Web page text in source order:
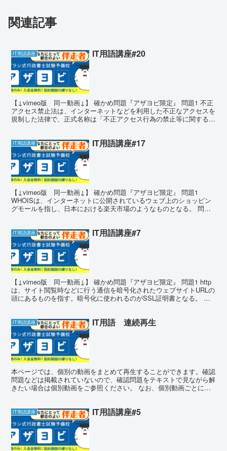
関連記事
IT用語講座 IT用語講座#20
【↓vimeo版 同一動画↓】 確かめ問題『アザヨビ限定』 問題1 不正
アクセス禁止法は、インターネットなどを利用した不正なアクセスを
規制した法律で、正式名称は「不正アクセス行為の禁止等に関する法
IT用語講座 IT用語講座#17
【↓vimeo版 同一動画↓】 確かめ問題『アザヨビ限定』 問題1
WHOISは、インターネットに公開されているウェブ上のショッピン
グモールを指し、日本における楽天市場のようなものとなる。 問題
IT用語講座 IT用語講座#7
【↓vimeo版 同一動画↓】 確かめ問題『アザヨビ限定』 問題1 http
は、サイト閲覧時などに行う通信を暗号化されたウェブサイトURLの
頭にあるものを指す。暗号化に使われるのがSSL証明書となる。 問
IT用語講座 IT用語 連続再生
本ページでは、個別の動画をまとめて再生することができます。確認
問題などは掲載されていないので、確認問題をテキストで見ながら解
きたい場合は個別動画をご参照ください。 なお、個別動画ごとに欄
IT用語講座 IT用語講座#5